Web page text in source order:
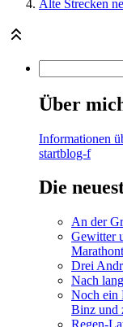
Alte Strecken
Über
Informationen
startblog-f
Die
An der
Gewitter
Drei
Nach
Noch ein
Binz und